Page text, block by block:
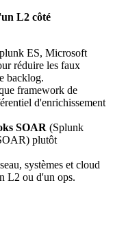
L2 côté
ES, Microsoft
réduire les faux
backlog.
framework de
d'enrichissement
SOAR (Splunk
plutôt
systèmes et cloud
L2 ou d'un ops.